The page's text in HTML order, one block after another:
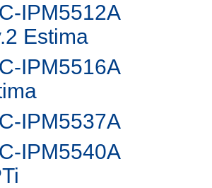
IPM5512A
Estima
IPM5516A
IPM5537A
IPM5540A